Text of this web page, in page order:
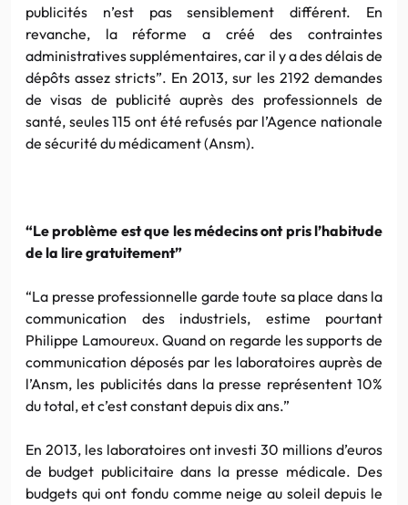
publicités n’est pas sensiblement différent. En
revanche, la réforme a créé des contraintes
administratives supplémentaires, car il y a des délais de
dépôts assez stricts”. En 2013, sur les 2192 demandes
de visas de publicité auprès des professionnels de
santé, seules 115 ont été refusés par l’Agence nationale
de sécurité du médicament (Ansm).
“Le problème est que les médecins ont pris l’habitude
de la lire gratuitement”
“La presse professionnelle garde toute sa place dans la
communication des industriels, estime pourtant
Philippe Lamoureux. Quand on regarde les supports de
communication déposés par les laboratoires auprès de
l’Ansm, les publicités dans la presse représentent 10%
du total, et c’est constant depuis dix ans.”
En 2013, les laboratoires ont investi 30 millions d’euros
de budget publicitaire dans la presse médicale. Des
budgets qui ont fondu comme neige au soleil depuis le